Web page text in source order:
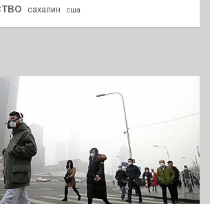
сахалин сша